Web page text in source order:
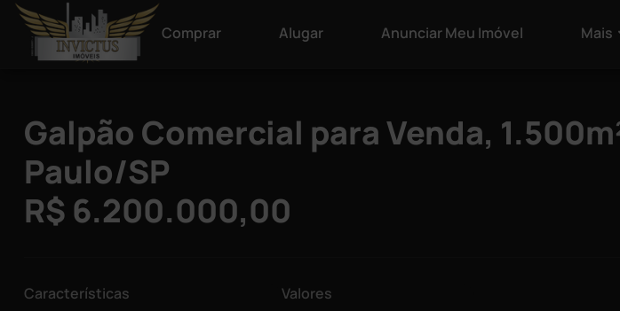
Comprar Alugar Anunciar Meu Imóvel Mais
Galpão Comercial para Venda,
Paulo/SP
R$ 6.200.000,00
Características Valores